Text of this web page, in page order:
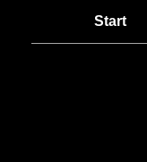
Start